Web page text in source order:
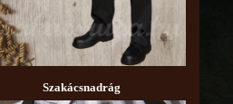
Szakácsnadrág